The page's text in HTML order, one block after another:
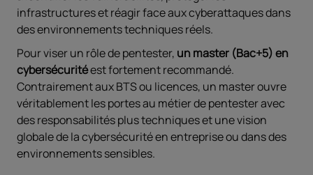
infrastructures et réagir face aux cyberattaques dans
des environnements techniques réels.
Pour viser un rôle de pentester, un master (Bac+5) en
cybersécuritéest fortement recommandé.
Contrairement aux BTS ou licences, un master ouvre
véritablement les portes au métier de pentester avec
des responsabilités plus techniques et une vision
globale de la cybersécurité en entreprise ou dans des
environnements sensibles.